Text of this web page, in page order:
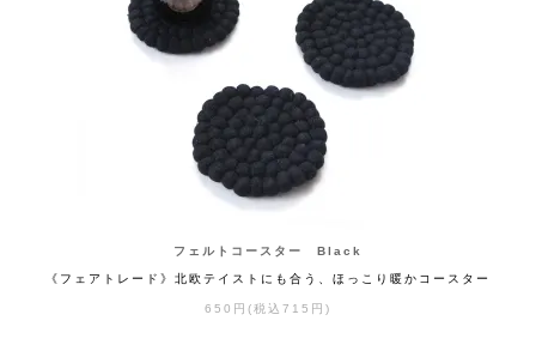
フェルトコースター Black
《フェアトレード》北欧テイストにも合う、ほっこり暖かコースター
650円(税込715円)